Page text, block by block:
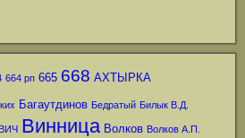
664 рп 665 668 АХТЫРКА
Багаутдинов Бедратый Билык В.Д.
Винница Волков Волков А.П.